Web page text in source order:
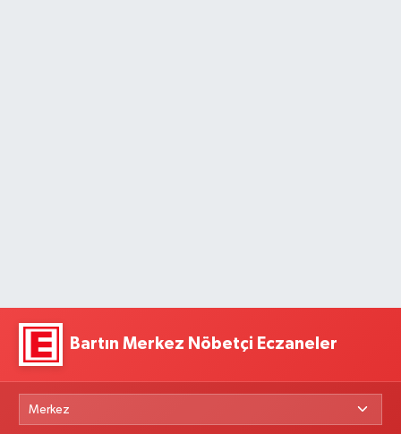
Bartın Merkez Nöbetçi Eczaneler